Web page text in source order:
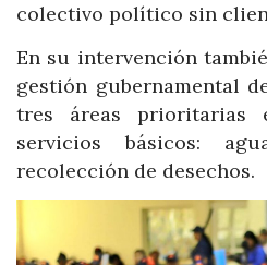
colectivo político sin
En su intervención
gestión gubernamental
tres áreas
servicios básicos:
recolección de desechos.